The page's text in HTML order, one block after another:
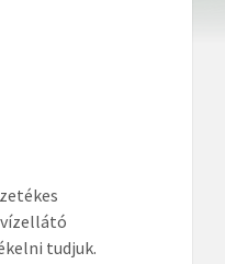
tudjuk.